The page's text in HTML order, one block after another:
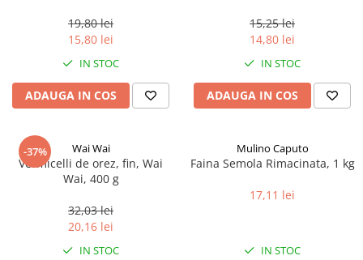
19,80 lei
15,80 lei
IN STOC
ADAUGA IN COS
15,25 lei
14,80 lei
IN STOC
ADAUGA IN COS
-37% Wai Wai
Vermicelli de orez, fin, Wai
Wai, 400 g
32,03 lei
20,16 lei
IN STOC
Mulino Caputo
Faina Semola Rimacinata, 1 kg
17,11 lei
IN STOC